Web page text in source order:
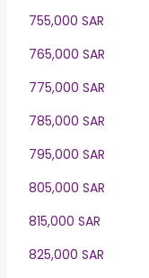
755,000 SAR
765,000 SAR
775,000 SAR
785,000 SAR
795,000 SAR
805,000 SAR
815,000 SAR
825,000 SAR